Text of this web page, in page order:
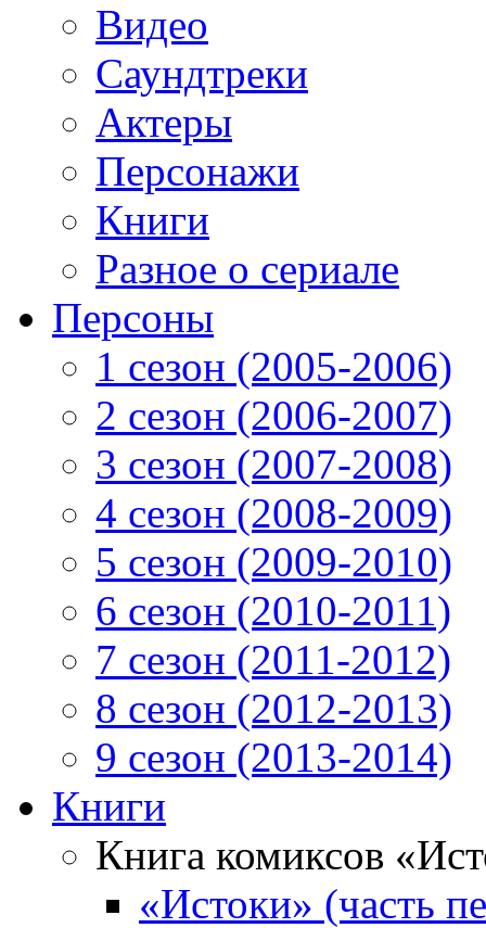
Видео
Саундтреки
Актеры
Персонажи
Книги
Разное о сериале
Персоны
1 сезон (2005-2006)
2 сезон (2006-2007)
3 сезон (2007-2008)
4 сезон (2008-2009)
5 сезон (2009-2010)
6 сезон (2010-2011)
7 сезон (2011-2012)
8 сезон (2012-2013)
9 сезон (2013-2014)
Книги
Книга комиксов
«Истоки» (часть